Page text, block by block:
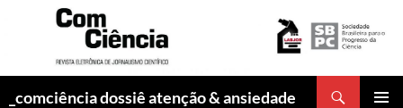
_comciência dossiê atenção & ansiedade